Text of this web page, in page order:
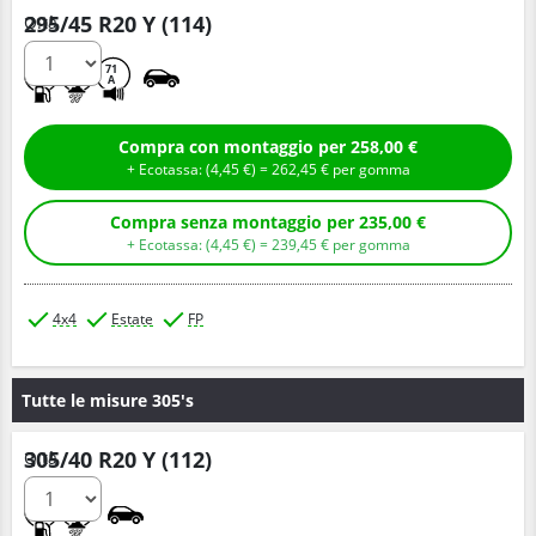
295/45 R20 Y (114)
71
A
Q.tà
Compra con montaggio per 258,00 €
+ Ecotassa: (4,45€ ) =262,45€ per gomma
Compra senza montaggio per 235,00 €
+ Ecotassa: (4,45€ ) =239,45€ per gomma
4x4 Estate FP
Tutte le misure 305's
305/40 R20 Y (112)
Q.tà